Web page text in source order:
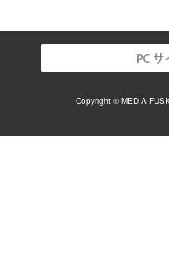
Copyright © MEDIA